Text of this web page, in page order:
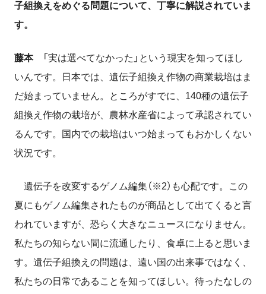
子組換えをめぐる問題について、丁寧に解説されていま
す。
藤本「実は選べてなかった」という現実を知ってほし
いんです。日本では、遺伝子組換え作物の商業栽培はま
だ始まっていません。ところがすでに、140種の遺伝子
組換え作物の栽培が、農林水産省によって承認されてい
るんです。国内での栽培はいつ始まってもおかしくない
状況です。
遺伝子を改変するゲノム編集（※2）も心配です。この
夏にもゲノム編集されたものが商品として出てくると言
われていますが、恐らく大きなニュースになりません。
私たちの知らない間に流通したり、食卓に上ると思いま
す。遺伝子組換えの問題は、遠い国の出来事ではなく、
私たちの日常であることを知ってほしい。待ったなしの